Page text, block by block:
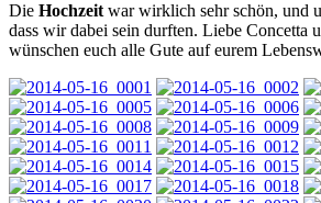
Die Hochzeit war wirklich sehr schön, und
dass wir dabei sein durften. Liebe Concetta
wünschen euch alle Gute auf eurem